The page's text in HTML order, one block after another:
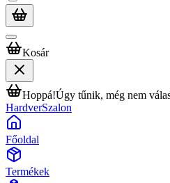
Kosár
Hoppá!Úgy tűnik, még nem
HardverSzalon
Főoldal
Termékek